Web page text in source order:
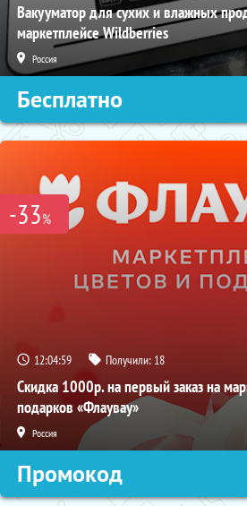
Вакууматор для сухих и влажных
маркетплейсе Wildberries
Россия
Бесплатно
-33%
12:04:58 Получили: 18
Скидка 1000р. на первый заказ на
подарков «Флаувау»
Россия
Промокод